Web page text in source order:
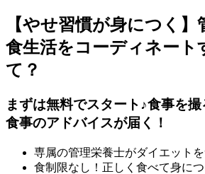
【やせ習慣が身につく】
食生活をコーディネート
て？
まずは無料でスタート♪食事を
食事のアドバイスが届く！
専属の管理栄養士がダイエットを
食制限なし！正しく食べて身に